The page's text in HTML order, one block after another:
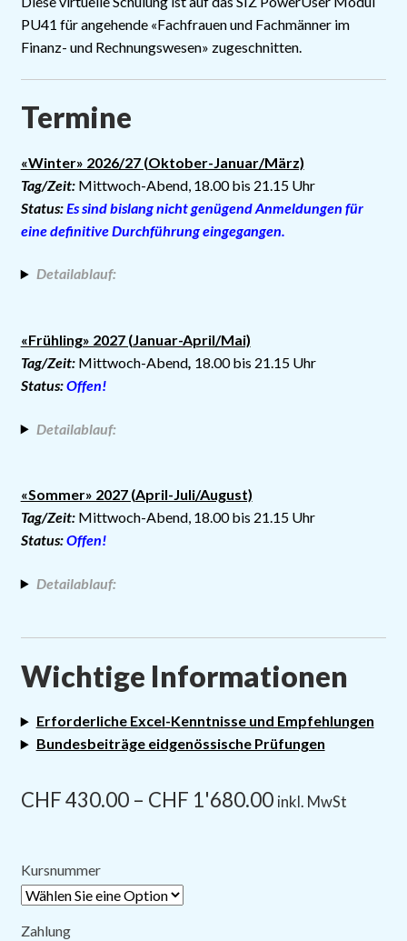
Mein Konto
AGB
Impressum
PU41 für angehende «Fachfrauen und Fachmänner im
Finanz- und Rechnungswesen» zugeschnitten.
Termine
«Winter» 2026/27 (Oktober-Januar/März)
Tag/Zeit: Mittwoch-Abend, 18.00 bis 21.15 Uhr
Status:Es sind bislang nicht genügend Anmeldungen für
eine definitive Durchführung eingegangen.
Detailablauf:
«Frühling» 2027 (Januar-April/Mai)
Tag/Zeit: Mittwoch-Abend, 18.00 bis 21.15 Uhr
Status:Offen!
Detailablauf:
«Sommer» 2027 (April-Juli/August)
Tag/Zeit: Mittwoch-Abend, 18.00 bis 21.15 Uhr
Status:Offen!
Detailablauf:
Wichtige Informationen
Erforderliche Excel-Kenntnisse und Empfehlungen
Bundesbeiträge eidgenössische Prüfungen
CHF430.00– CHF 1'680.00 inkl. MwSt
Kursnummer
Zahlung